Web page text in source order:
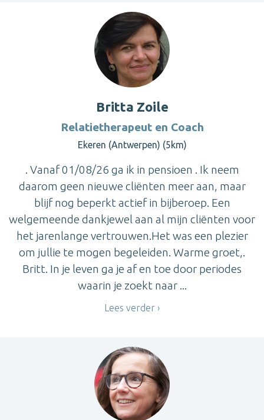
Britta Zoile
Relatietherapeut en Coach
Ekeren (Antwerpen) (5km)
. Vanaf 01/08/26 ga ik in pensioen . Ik neem
daarom geen nieuwe cliënten meer aan, maar
blijf nog beperkt actief in bijberoep. Een
welgemeende dankjewel aan al mijn cliënten voor
het jarenlange vertrouwen.Het was een plezier
om jullie te mogen begeleiden. Warme groet,.
Britt. In je leven ga je af en toe door periodes
waarin je zoekt naar ...
Lees verder